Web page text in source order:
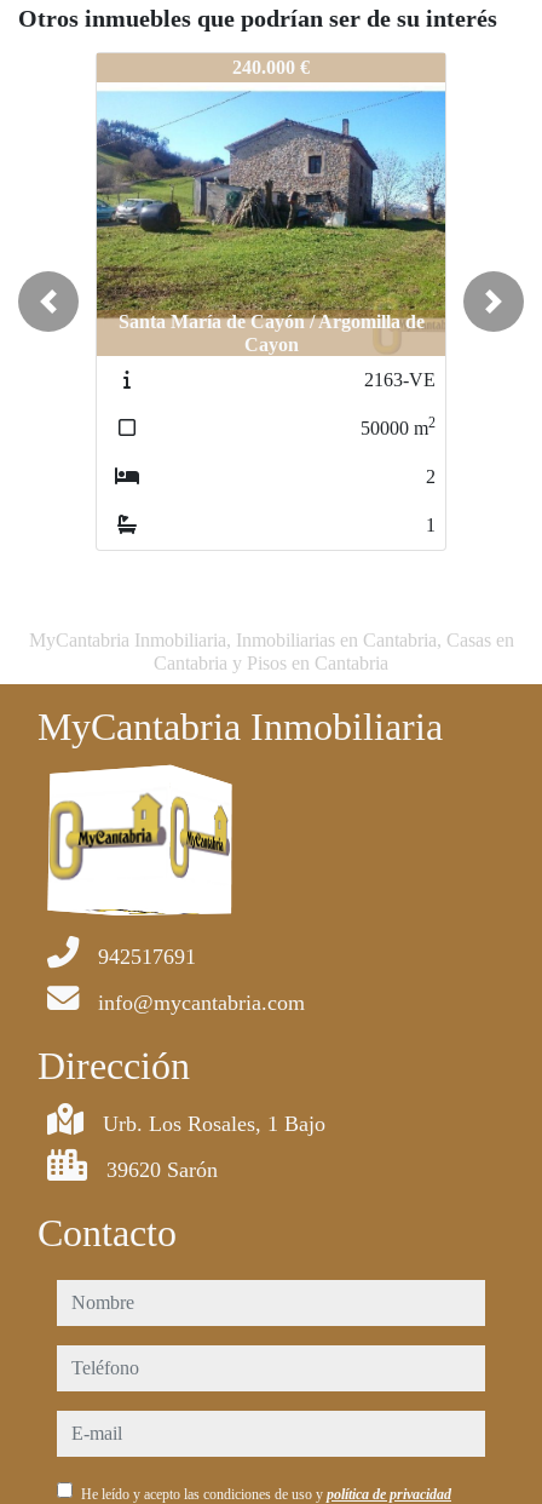
Otros inmuebles que podrían ser de su interés
240.000 €
Santa María de Cayón / Argomilla de
Cayon
2163-VE
50000m2
4906-VE_T
Santa María de Cayón / La Encina
Previous Next
MyCantabria Inmobiliaria, Inmobiliarias en Cantabria, Casas en
Cantabria y Pisos en Cantabria
MyCantabria Inmobiliaria
942517691
info@mycantabria.com
Dirección
Urb. Los Rosales, 1 Bajo
39620 Sarón
Contacto
nombre
teléfono
e-mail
He leído y acepto las condiciones de uso y política de privacidad